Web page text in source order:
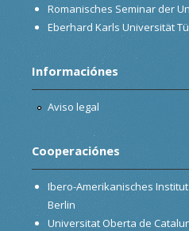
Romanisches Seminar der
Eberhard Karls Universität
Informaciónes
Aviso legal
Cooperaciónes
Ibero-Amerikanisches
Berlin
Universitat Oberta de